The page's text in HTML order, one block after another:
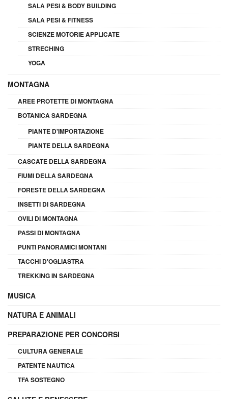
SALA PESI & BODY BUILDING
SALA PESI & FITNESS
SCIENZE MOTORIE APPLICATE
STRECHING
YOGA
MONTAGNA
AREE PROTETTE DI MONTAGNA
BOTANICA SARDEGNA
PIANTE D'IMPORTAZIONE
PIANTE DELLA SARDEGNA
CASCATE DELLA SARDEGNA
FIUMI DELLA SARDEGNA
FORESTE DELLA SARDEGNA
INSETTI DI SARDEGNA
OVILI DI MONTAGNA
PASSI DI MONTAGNA
PUNTI PANORAMICI MONTANI
TACCHI D'OGLIASTRA
TREKKING IN SARDEGNA
MUSICA
NATURA E ANIMALI
PREPARAZIONE PER CONCORSI
CULTURA GENERALE
PATENTE NAUTICA
TFA SOSTEGNO